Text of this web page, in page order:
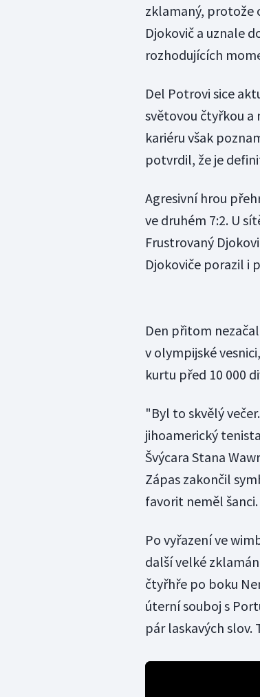
zklamaný, protože
Djokovič a uznale
rozhodujících
Del Potrovi sice
světovou čtyřkou a
kariéru však
potvrdil, že je
Agresivní hrou
ve druhém 7:2. U
Frustrovaný
Djokoviče porazil i
Den přitom
v olympijské
kurtu před 10 000
"Byl to skvělý
jihoamerický
Švýcara Stana
Zápas zakončil
favorit neměl šanci.
Po vyřazení ve
další velké
čtyřhře po boku
úterní souboj s
pár laskavých slov.